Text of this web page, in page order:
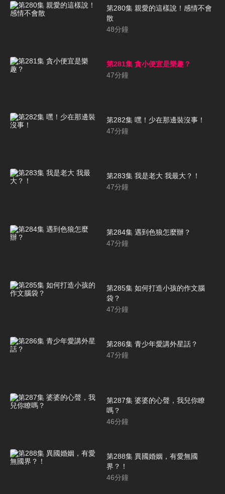
第280集 親愛的這樣說！感情不會
散
48分鐘
第281集 貪小便宜是樂趣？
47分鐘
第282集 嘿！少在那邊裝沒事！
47分鐘
第283集 我是老大 我最大？！
47分鐘
第284集 遇到色狼怎麼辦？
47分鐘
第285集 如何打造小孩的作文腦
袋？
47分鐘
第286集 青少年愛講外星話？
47分鐘
第287集 婆婆的心聲，我兒你瞭
嗎？
46分鐘
第288集 異國婚姻，有愛無國
界？！
46分鐘